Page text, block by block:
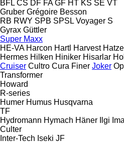
BFL CS DF FA GF HT KS SE VT
Gruber Grégoire Besson
RB RWY SPB SPSL Voyager S
Gyrax Güttler
Super Maxx
HE-VA Harcon Hartl Harvest
Hermes Hilken Hiniker Hisarlar
Cruiser Cultro Cura Finer Joker
Transformer
Howard
R-series
Humer Humus Husqvarna
TF
Hydromann Hymach Häner Ilgi
Culter
Inter-Tech Iseki JF